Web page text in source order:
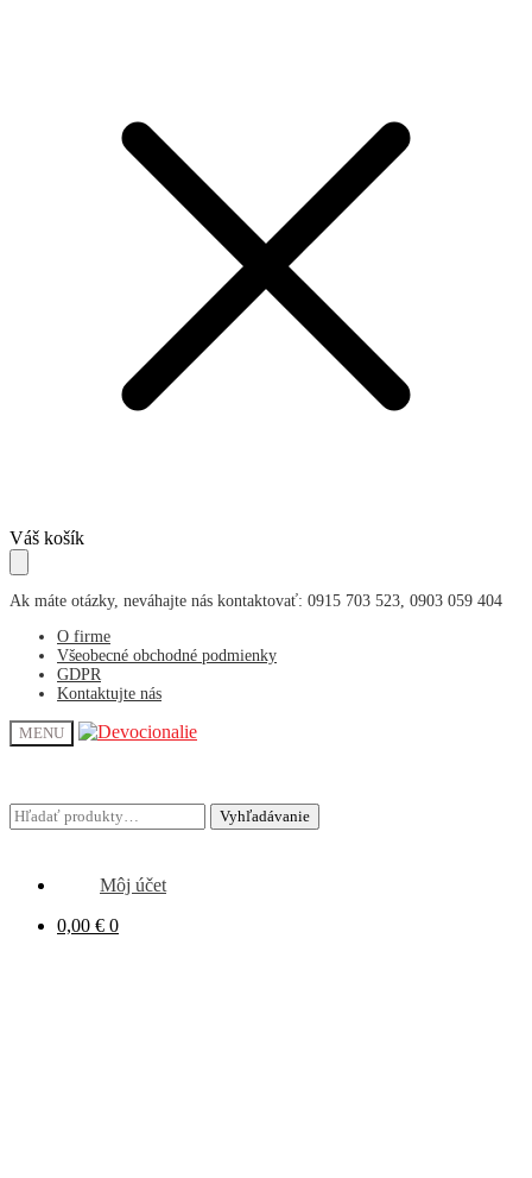
Skip
to
navigation
Skip
to
content
Váš košík
Ak máte otázky, neváhajte nás kontaktovať: 0915 703 523, 0903 059 404
O firme
Všeobecné obchodné podmienky
GDPR
Kontaktujte nás
MENU
Hľadať: Vyhľadávanie
Môj účet
0,00 € 0
Hľadať: Vyhľadávanie